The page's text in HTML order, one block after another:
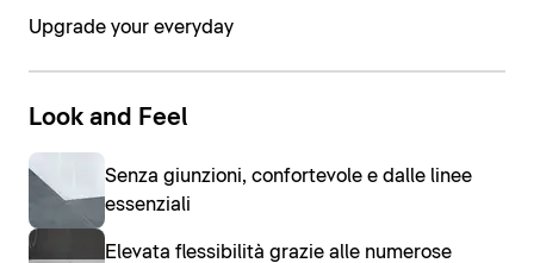
Upgrade your everyday
Look and Feel
Senza giunzioni, confortevole e dalle linee
essenziali
Elevata flessibilità grazie alle numerose